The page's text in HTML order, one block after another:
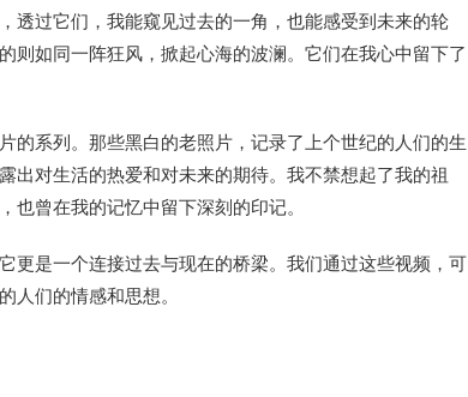
透过它们，我能窥见过去的一角，也能感受到未来的轮
则如同一阵狂风，掀起心海的波澜。它们在我心中留下了
的系列。那些黑白的老照片，记录了上个世纪的人们的生
出对生活的热爱和对未来的期待。我不禁想起了我的祖
曾在我的记忆中留下深刻的印记。
更是一个连接过去与现在的桥梁。我们通过这些视频，可
人们的情感和思想。